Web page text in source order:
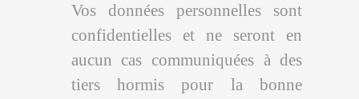
Vos données personnelles sont
confidentielles et ne seront en
aucun cas communiquées à des
tiers hormis pour la bonne